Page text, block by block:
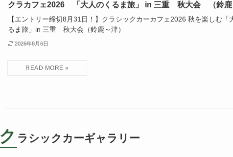
クラカフェ2026 「大人のくるま旅」 in 三重 秋大会 （鈴鹿
【エントリー締切8月31日！】クラシックカーカフェ2026 秋を楽しむ「
るま旅」in 三重 秋大会（鈴鹿～津）
2026年8月6日
ク ラシックカーギャラリー